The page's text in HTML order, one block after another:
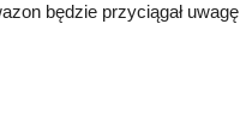
będzie przyciągał uwagę